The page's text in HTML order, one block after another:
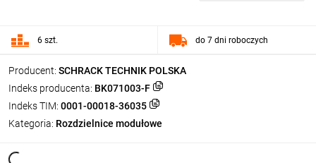
Producent: SCHRACK TECHNIK POLSKA
Indeks producenta: BK071003-F
Indeks TIM: 0001-00018-36035
Kategoria: Rozdzielnice modułowe
6 szt. do 7 dni roboczych